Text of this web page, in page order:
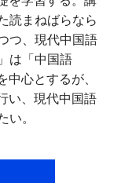
読まねばらなら
つ、現代中国語
は「中国語
心とするが、
い、現代中国語
い。